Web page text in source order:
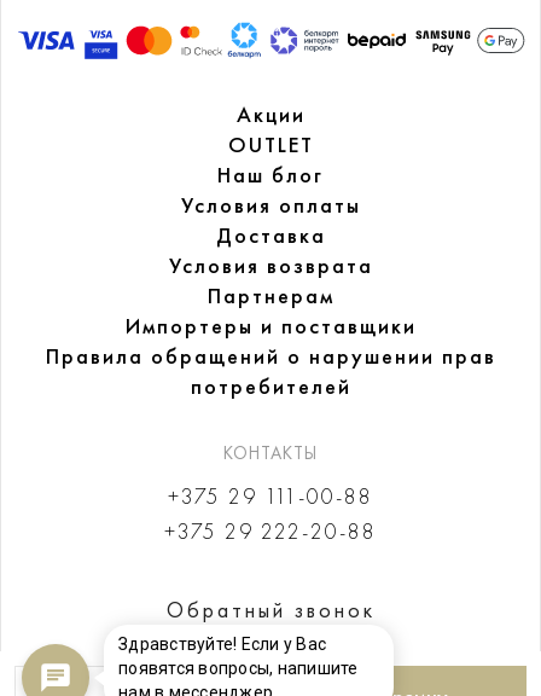
Акции
OUTLET
Наш блог
Условия оплаты
Доставка
Условия возврата
Партнерам
Импортеры и поставщики
Правила обращений о нарушении прав
потребителей
КОНТАКТЫ
+375 29 111-00-88
+375 29 222-20-88
Обратный звонок
Здравствуйте! Если у Вас
появятся вопросы, напишите